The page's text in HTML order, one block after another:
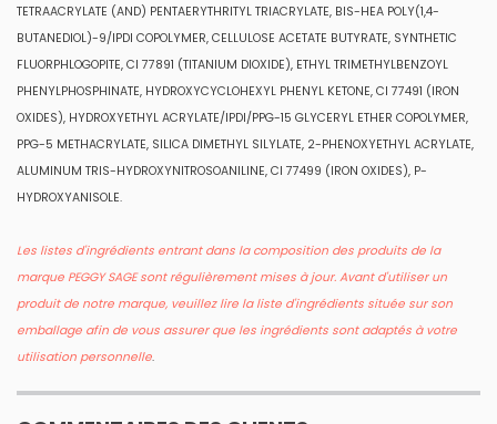
TETRAACRYLATE (AND) PENTAERYTHRITYL TRIACRYLATE, BIS-HEA POLY(1,4-
BUTANEDIOL)-9/IPDI COPOLYMER, CELLULOSE ACETATE BUTYRATE, SYNTHETIC
FLUORPHLOGOPITE, CI 77891 (TITANIUM DIOXIDE), ETHYL TRIMETHYLBENZOYL
PHENYLPHOSPHINATE, HYDROXYCYCLOHEXYL PHENYL KETONE, CI 77491 (IRON
OXIDES), HYDROXYETHYL ACRYLATE/IPDI/PPG-15 GLYCERYL ETHER COPOLYMER,
PPG-5 METHACRYLATE, SILICA DIMETHYL SILYLATE, 2-PHENOXYETHYL ACRYLATE,
ALUMINUM TRIS-HYDROXYNITROSOANILINE, CI 77499 (IRON OXIDES), P-
HYDROXYANISOLE.
Les listes d'ingrédients entrant dans la composition des produits de la
marque PEGGY SAGE sont régulièrement mises à jour. Avant d'utiliser un
produit de notre marque, veuillez lire la liste d'ingrédients située sur son
emballage afin de vous assurer que les ingrédients sont adaptés à votre
utilisation personnelle.